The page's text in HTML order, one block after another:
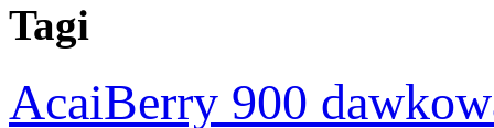
Tagi
AcaiBerry 900